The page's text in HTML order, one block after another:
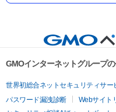
GMOインターネットグループ
世界初総合ネットセキュリティサー
パスワード漏洩診断
Webサイト